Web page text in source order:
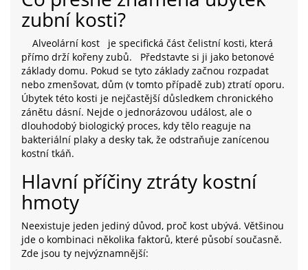
zubní kosti?
Alveolární kost
je specifická část čelistní kosti, která
přímo drží kořeny zubů.
Představte si ji jako betonové
základy domu. Pokud se tyto základy začnou rozpadat
nebo zmenšovat, dům (v tomto případě zub) ztratí oporu.
Úbytek této kosti je nejčastější důsledkem chronického
zánětu dásní. Nejde o jednorázovou událost, ale o
dlouhodobý biologický proces, kdy tělo reaguje na
bakteriální plaky a desky tak, že odstraňuje zanícenou
kostní tkáň.
Hlavní příčiny ztráty kostní
hmoty
Neexistuje jeden jediný důvod, proč kost ubývá. Většinou
jde o kombinaci několika faktorů, které působí současně.
Zde jsou ty nejvýznamnější: